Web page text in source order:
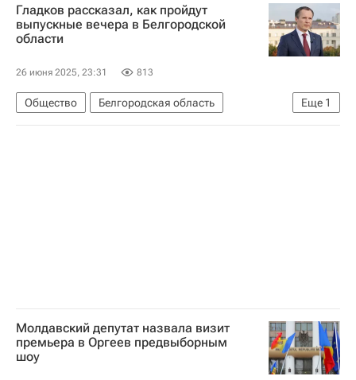
Гладков рассказал, как пройдут
выпускные вечера в Белгородской
области
26 июня 2025, 23:31 813
Еще 1
Общество
Белгородская область
Вячеслав Гладков
Молдавский депутат назвала визит
премьера в Оргеев предвыборным
шоу